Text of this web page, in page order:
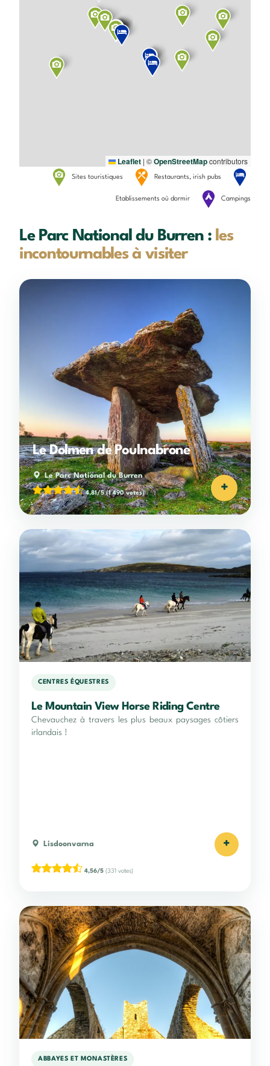
Leaflet | ©OpenStreetMapcontributors
Sites touristiques Restaurants, irish pubs
Etablissements où dormir Campings
Le Parc National du Burren : les
incontournables à visiter
Le Dolmen de Poulnabrone
Le Parc National du Burren
4,81/5(1 490 votes) +
CENTRES ÉQUESTRES
Le Mountain View Horse Riding Centre
Chevauchez à travers les plus beaux paysages côtiers
irlandais !
Lisdoonvarna +
4,56/5 (331 votes)
ABBAYES ET MONASTÈRES